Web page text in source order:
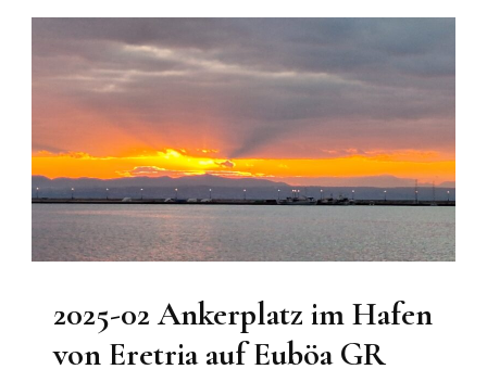
2025-02 Ankerplatz im Hafen
von Eretria auf Euböa GR